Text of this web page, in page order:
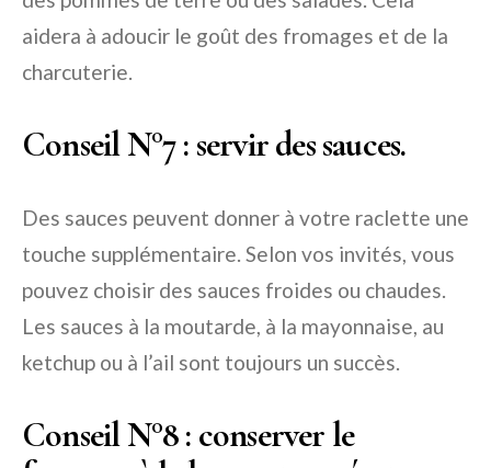
aidera à adoucir le goût des fromages et de la
charcuterie.
Conseil N°7: servir des sauces.
Des sauces peuvent donner à votre raclette une
touche supplémentaire. Selon vos invités, vous
pouvez choisir des sauces froides ou chaudes.
Les sauces à la moutarde, à la mayonnaise, au
ketchup ou à l’ail sont toujours un succès.
Conseil N°8: conserver le